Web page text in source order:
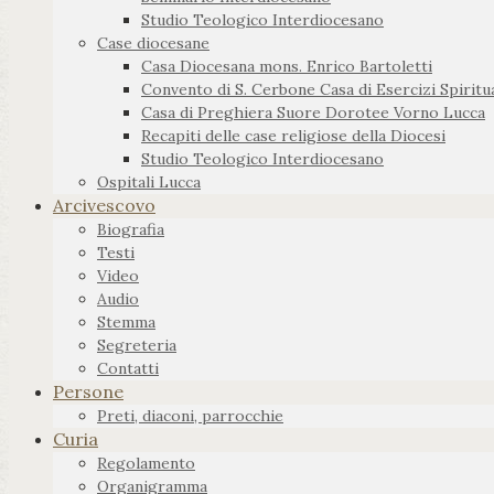
Studio Teologico Interdiocesano
Case diocesane
Casa Diocesana mons. Enrico Bartoletti
Convento di S. Cerbone Casa di Esercizi
Casa di Preghiera Suore Dorotee Vorno Lucca
Recapiti delle case religiose della Diocesi
Studio Teologico Interdiocesano
Ospitali Lucca
Arcivescovo
Biografia
Testi
Video
Audio
Stemma
Segreteria
Contatti
Persone
Preti, diaconi, parrocchie
Curia
Regolamento
Organigramma